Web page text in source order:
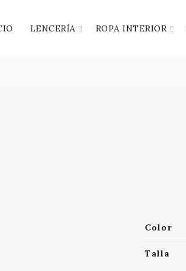
LENCERÍA ROPA INTERIOR
Color
Talla